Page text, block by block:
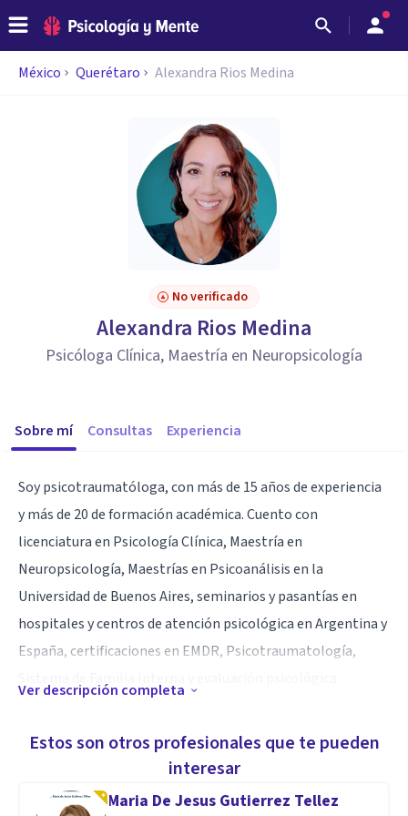
México Querétaro Alexandra Rios Medina
No verificado
Alexandra Rios Medina
Psicóloga Clínica, Maestría en Neuropsicología
Sobre mí Consultas Experiencia
Soy psicotraumatóloga, con más de 15 años de experiencia
y más de 20 de formación académica. Cuento con
licenciatura en Psicología Clínica, Maestría en
Neuropsicología, Maestrías en Psicoanálisis en la
Universidad de Buenos Aires, seminarios y pasantías en
hospitales y centros de atención psicológica en Argentina y
España, certificaciones en EMDR, Psicotraumatología,
Saber quién se es, qué se busca en la vida y cómo hacer para
lograrlo, son la base de una transformación que afianza la
salud emocional, física y mental que nos permita enfrentar
Ver descripción completa
Estos son otros profesionales que te pueden
interesar
Maria De Jesus Gutierrez Tellez